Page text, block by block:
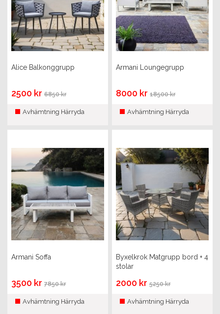
Alice Balkonggrupp
2500 kr6850 kr
Avhämtning Härryda
Armani Loungegrupp
8000 kr18500 kr
Avhämtning Härryda
Armani Soffa
3500 kr7850 kr
Avhämtning Härryda
Byxelkrok Matgrupp bord + 4
stolar
2000 kr5250 kr
Avhämtning Härryda